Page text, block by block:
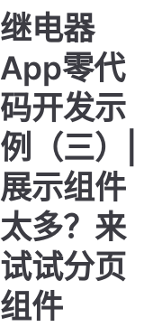
继电器
App零代
码开发示
例（三）|
展示组件
太多？来
试试分页
组件